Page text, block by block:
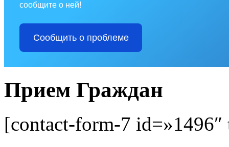
сообщите о ней!
Сообщить о проблеме
Прием Граждан
[contact-form-7